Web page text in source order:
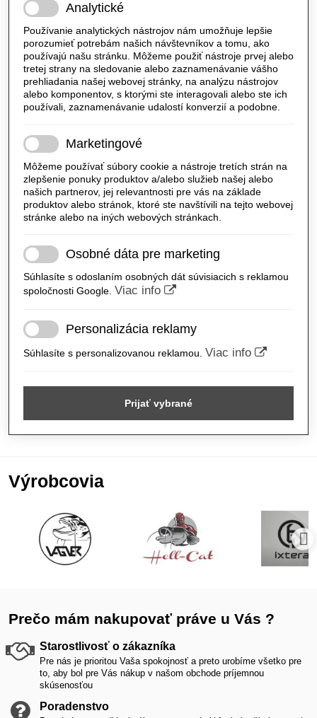
Analytické
Používanie analytických nástrojov nám umožňuje lepšie
porozumieť potrebám našich návštevníkov a tomu, ako
používajú našu stránku. Môžeme použiť nástroje prvej alebo
tretej strany na sledovanie alebo zaznamenávanie vášho
prehliadania našej webovej stránky, na analýzu nástrojov
alebo komponentov, s ktorými ste interagovali alebo ste ich
používali, zaznamenávanie udalostí konverzií a podobne.
Marketingové
Môžeme používať súbory cookie a nástroje tretích strán na
zlepšenie ponuky produktov a/alebo služieb našej alebo
našich partnerov, jej relevantnosti pre vás na základe
produktov alebo stránok, ktoré ste navštívili na tejto webovej
stránke alebo na iných webových stránkach.
Osobné dáta pre marketing
Súhlasíte s odoslaním osobných dát súvisiacich s reklamou
spoločnosti Google. Viac info
Personalizácia reklamy
Súhlasíte s personalizovanou reklamou. Viac info
Prijať vybrané
Výrobcovia
Prečo mám nakupovať práve u Vás ?
Starostlivosť o zákazníka
Pre nás je prioritou Vaša spokojnosť a preto urobíme všetko pre
to, aby bol pre Vás nákup v našom obchode príjemnou
skúsenosťou
Poradenstvo